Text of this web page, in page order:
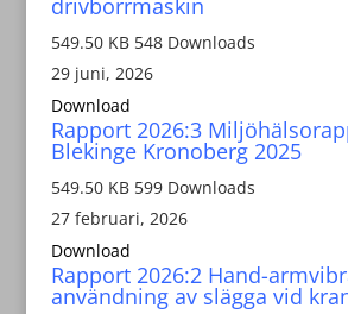
drivborrmaskin
549.50 KB 548 Downloads
29 juni, 2026
Download
Rapport 2026:3
Blekinge Kronoberg 2025
549.50 KB 599 Downloads
27 februari, 2026
Download
Rapport 2026:2 Hand-
användning av slägga vid